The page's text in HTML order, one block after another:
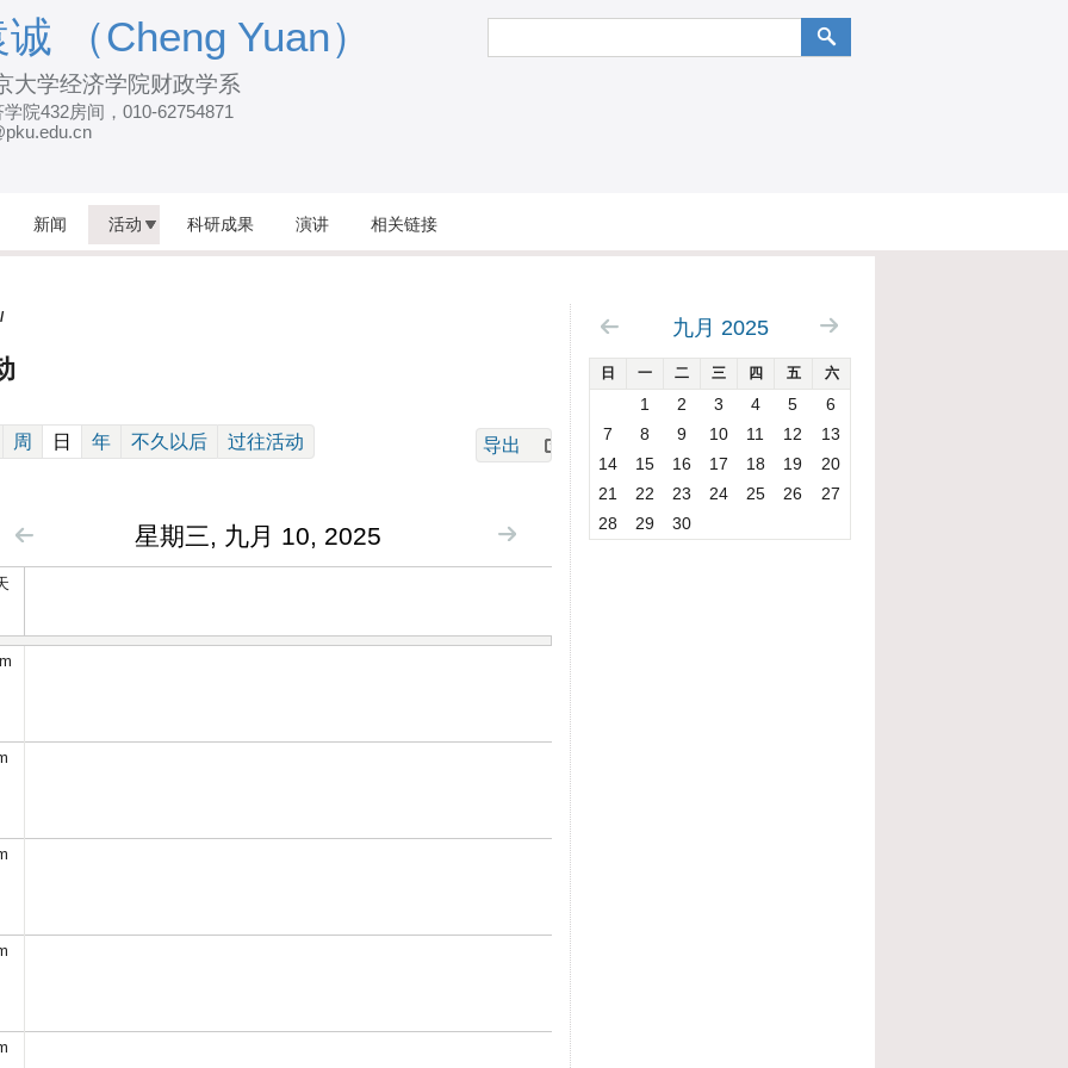
转
到
页
要
（Cheng Yuan）
大学经济学院财政学系
院432房间，010-62754871
新闻 活动 科研成果 演讲 相关链接
/
周 日 (active tab)
年 不久以后 过往活动
星期三, 九月 10, 2025
导出
九月 2025
日 一 二 三 四 五 六
1 2 3 4 5
6
7
8 9 10 11 12
13
14
15 16 17 18 19
20
21
22 23 24 25 26
27
28
29 30